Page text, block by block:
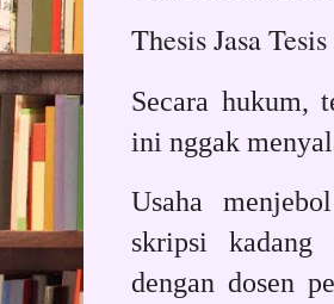
Thesis Jasa
Secara hukum,
ini nggak
Usaha
skripsi
dengan dosen